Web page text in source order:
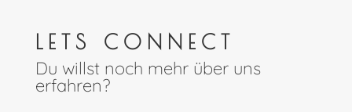
LETS CONNECT
Du willst noch mehr über uns
erfahren?